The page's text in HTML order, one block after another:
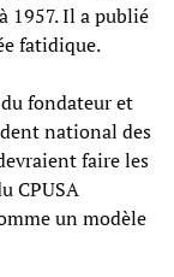
1957. Il a publié
fatidique.
fondateur et
national des
faire les
CPUSA
un modèle